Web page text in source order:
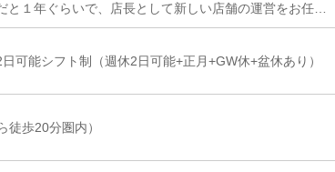
１年ぐらいで、店長として新しい店舗の運営をお任せ
お問合せや来店されたお客様の案内を行っていただきま
覚えていただきますので、未経験の方でも安心して働け
ト管理お店で働いていただいているキャストの方が稼げ
タルサイト等の店舗情報更新作業を行っていただきま
可能シフト制（週休2日可能+正月+GW休+盆休あり）
歩20分圏内）